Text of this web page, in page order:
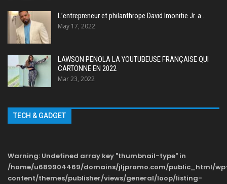
L’entrepreneur et philanthrope David Imonitie Jr. a…
May 17, 2022
LAWSON PENOLA LA YOUTUBEUSE FRANÇAISE QUI
CARTONNE EN 2022
Mar 23, 2022
TECH & GADGET
Warning: Undefined array key "thumbnail-type" in
/home/u689904469/domains/jljpromo.com/public_html/
content/themes/publisher/views/general/loop/listing-